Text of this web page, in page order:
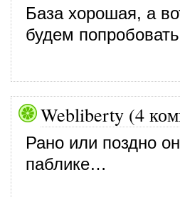
База хорошая, а
будем
Webliberty (4
Рано или поздно
паблике…